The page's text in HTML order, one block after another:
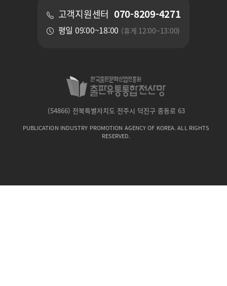
고객지원센터 070-8209-4271
평일 09:00~18:00 (휴게 12:00~13:00)
(54866) 전북특별자치도 전주시 덕진구 중동로 63
PUBLICATION INDUSTRY PROMOTION AGENCY OF KOREA. ALL RIGHTS
RESERVED.